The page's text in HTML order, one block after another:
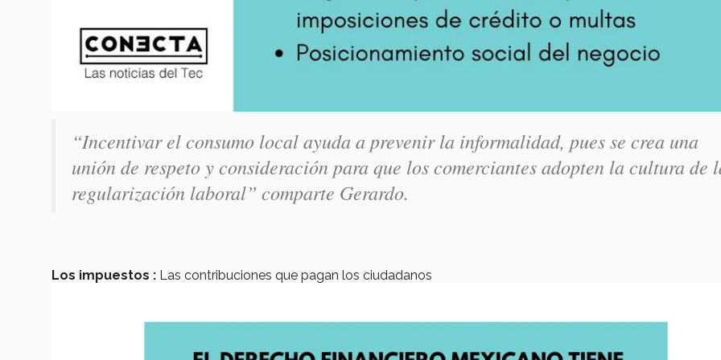
“Incentivar el consumo local ayuda a prevenir la informalidad, pues se crea una
unión de respeto y consideración para que los comerciantes adopten la cultura de
regularización laboral” comparte Gerardo.
Los impuestos : Las contribuciones que pagan los ciudadanos